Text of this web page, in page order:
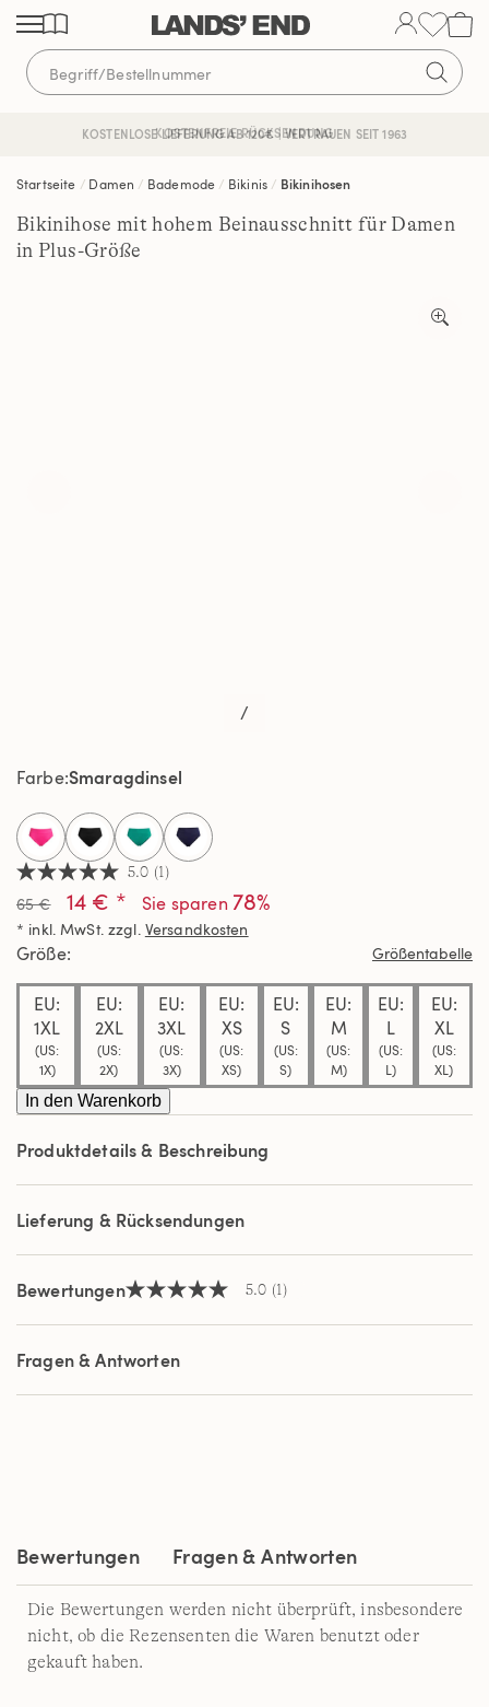
Direkt
zum
Inhalt
Direkt
zur
Navigation
Direkt
zur
Suche
KOSTENLOSE LIEFERUNG AB 120€ | VERTRAUEN SEIT 1963
KOSTENFREIE RÜCKSENDUNG
Startseite Damen Bademode Bikinis Bikinihosen
Bikinihose mit hohem Beinausschnitt für Damen
in Plus-Größe
/
5.0
von
5
Sternen,
Durchschnittswert
Bewertung.
Read
Review.
Link
auf
derselben
Seite.
5.0 (1)
65 € 14 € * Sie sparen 78%
* inkl. MwSt. zzgl. Versandkosten
Farbe Smaragdinsel
selected
Größe Größentabelle
EU:
1XL
(US:
1X)
EU:
2XL
(US:
2X)
EU:
3XL
(US:
3X)
EU:
XS
(US:
XS)
EU:
S
(US:
S)
EU:
M
(US:
M)
EU:
L
(US:
L)
EU:
XL
(US:
XL)
In den Warenkorb
Produktdetails & Beschreibung
Lieferung & Rücksendungen
Bewertungen5.0
5
Sternen,
Durchschnittswert
Bewertung.
5.0 (1)
Fragen & Antworten
Bewertungen Fragen & Antworten
Die Bewertungen werden nicht überprüft, insbesondere
nicht, ob die Rezensenten die Waren benutzt oder
gekauft haben.